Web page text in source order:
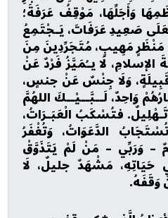
وَأَجَلِّهَا، مَوْقِفُ عَرَفَةَ؛
صَعِيدِ عَرَفَاتَ، يَـجْتَمِعُ
مَنْظَرٍ مَهِيبٍ، مُتَجَرِّدِينَ مِنَ
لَا يـُمَيَّزُ فَرْدٌ عَنْ
قَبِيلَةٍ، وَلَا جِنْسٌ عَنْ جنسٍ،
وَاحِدٌ، لَــبَّــيْــكَ اللهُمَّ
وَتَـهْلِيلٌ. فتُسْكَبُ الْعَبَـرَاتُ،
الدَّعَوَاتُ، وَتُغْفَرُ
– وَرَبِّي – مَنْ لَمْ يَتَذَوَّقْ
مَشْهَدٌ جليلٌ، لَا
وَقَفَهُ.